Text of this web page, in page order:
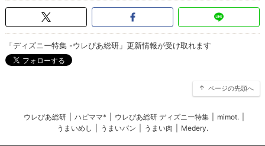
「ディズニー特集 -ウレぴあ総研」更新情報が受け取れます
ページの先頭へ
ウレぴあ総研 ハピママ* ウレぴあ総研 ディズニー特集 mimot.
うまいめし
うまいパン うまい肉 Medery.